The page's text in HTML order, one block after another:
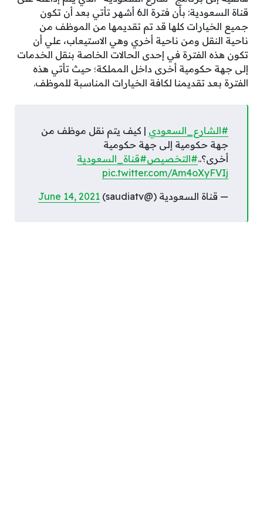
قناة السعودية: بأن فترة الـ6 أشهر تأتي بعد أن تكون
جميع الخيارات كلها قد تم تقديمها من الموظف من
ناحية النقل ومن ناحية أخري وهي الاستيعاب، علي أن
تكون هذه الفترة في إحدى الحالات الخاصة بنقل الخدمات
إلى جهة حكومية أخرى داخل المملكة؛ حيث تأتي هذه
الفترة بعد تقديمنا لكافة الخيارات المناسبة للموظف.
#الشارع_السعودي | كيف يتم نقل موظف من
جهة حكومية إلى جهة حكومية
أخرى؟..#التخصيص#قناة_السعودية
pic.twitter.com/Am4oXyFVIj
— قناة السعودية (@saudiatv)
June 14, 2021